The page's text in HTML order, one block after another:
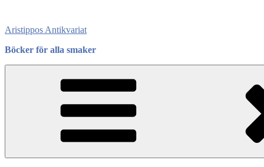
content
Aristippos Antikvariat
Böcker för alla smaker